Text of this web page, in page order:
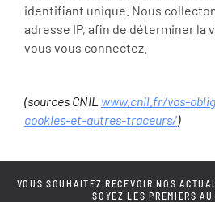
identifiant unique. Nous
adresse IP, afin de déterminer la
vous vous connectez.
(sources CNIL www.cnil.fr/vos-
cookies-et-autres-traceurs/)
VOUS SOUHAITEZ RECEVOIR NOS
SOYEZ LES PREMIERS